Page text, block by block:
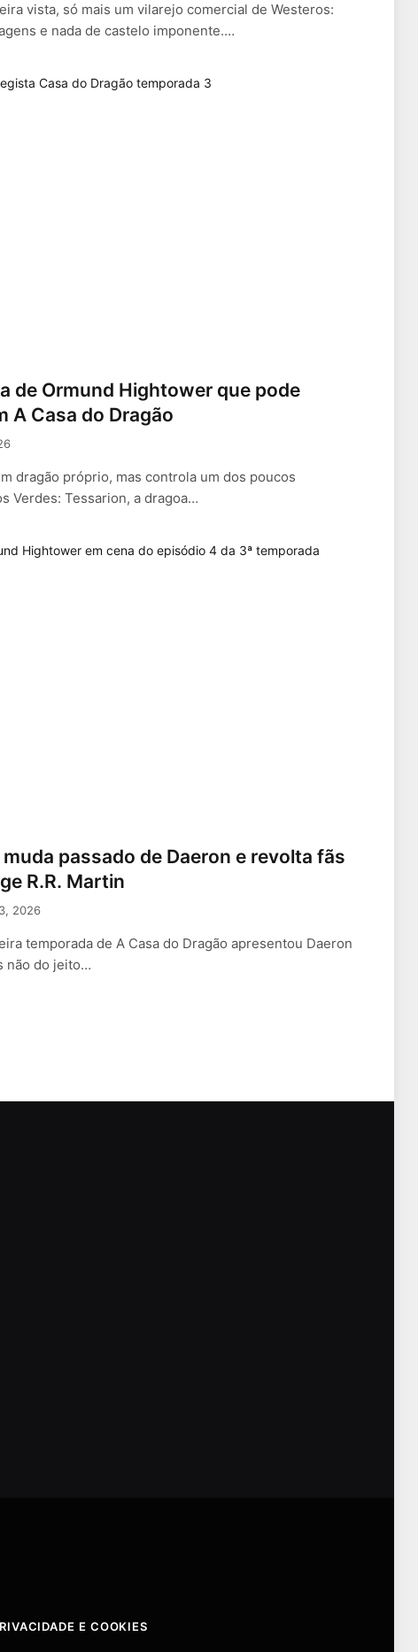
vista, só mais um vilarejo comercial de Westeros:
e nada de castelo imponente.…
de Ormund Hightower que pode
A Casa do Dragão
dragão próprio, mas controla um dos poucos
Verdes: Tessarion, a dragoa…
passado de Daeron e revolta fãs
R.R. Martin
2026
temporada de A Casa do Dragão apresentou Daeron
não do jeito…
E COOKIES